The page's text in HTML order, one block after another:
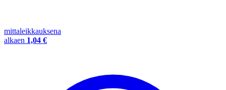
mittaleikkauksena
alkaen 1,04 €